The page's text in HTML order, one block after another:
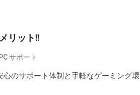
リット!!
サポート
心のサポート体制と手軽なゲーミング環